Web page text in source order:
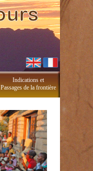
Indications et
Passages de la frontière